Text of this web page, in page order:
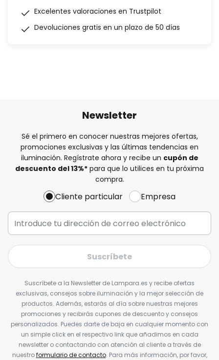
Excelentes valoraciones en Trustpilot
Devoluciones gratis en un plazo de 50 días
Newsletter
Sé el primero en conocer nuestras mejores ofertas,
promociones exclusivas y las últimas tendencias en
iluminación. Regístrate ahora y recibe un cupón de
descuento del13%* para que lo utilices en tu próxima
compra.
Cliente particular Empresa
Suscríbete
Suscríbete a la Newsletter de Lampara.es y recibe ofertas
exclusivas, consejos sobre iluminación y la mejor selección de
productos. Además, estarás al día sobre nuestras mejores
promociones y recibirás cupones de descuento y consejos
personalizados. Puedes darte de baja en cualquier momento con
un simple click en el respectivo link que añadimos en cada
newsletter o contactando con atención al cliente a través de
nuestroformulario de contacto. Para más información, por favor,